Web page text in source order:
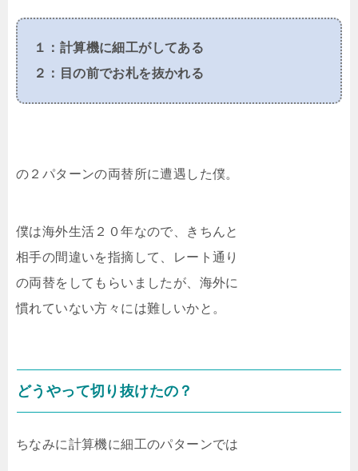
１：計算機に細工がしてある
２：目の前でお札を抜かれる
の２パターンの両替所に遭遇した僕。
僕は海外生活２０年なので、きちんと
相手の間違いを指摘して、レート通り
の両替をしてもらいましたが、海外に
慣れていない方々には難しいかと。
どうやって切り抜けたの？
ちなみに計算機に細工のパターンでは